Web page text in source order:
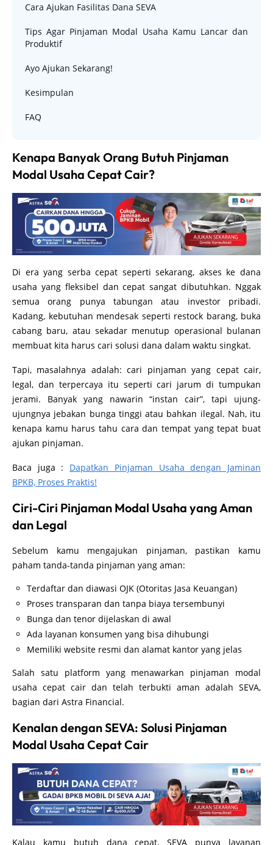
Cara Ajukan Fasilitas Dana SEVA
Tips Agar Pinjaman Modal Usaha Kamu Lancar dan
Produktif
Ayo Ajukan Sekarang!
Kesimpulan
FAQ
Kenapa Banyak Orang Butuh Pinjaman
Modal Usaha Cepat Cair?
Di era yang serba cepat seperti sekarang, akses ke dana
usaha yang fleksibel dan cepat sangat dibutuhkan. Nggak
semua orang punya tabungan atau investor pribadi.
Kadang, kebutuhan mendesak seperti restock barang, buka
cabang baru, atau sekadar menutup operasional bulanan
membuat kita harus cari solusi dana dalam waktu singkat.
Tapi, masalahnya adalah: cari pinjaman yang cepat cair,
legal, dan terpercaya itu seperti cari jarum di tumpukan
jerami. Banyak yang nawarin “instan cair”, tapi ujung-
ujungnya jebakan bunga tinggi atau bahkan ilegal. Nah, itu
kenapa kamu harus tahu cara dan tempat yang tepat buat
ajukan pinjaman.
Baca juga : Dapatkan Pinjaman Usaha dengan Jaminan
BPKB, Proses Praktis!
Ciri-Ciri Pinjaman Modal Usaha yang Aman
dan Legal
Sebelum kamu mengajukan pinjaman, pastikan kamu
paham tanda-tanda pinjaman yang aman:
Terdaftar dan diawasi OJK (Otoritas Jasa Keuangan)
Proses transparan dan tanpa biaya tersembunyi
Bunga dan tenor dijelaskan di awal
Ada layanan konsumen yang bisa dihubungi
Memiliki website resmi dan alamat kantor yang jelas
Salah satu platform yang menawarkan pinjaman modal
usaha cepat cair dan telah terbukti aman adalah SEVA,
bagian dari Astra Financial.
Kenalan dengan SEVA: Solusi Pinjaman
Modal Usaha Cepat Cair
Kalau kamu butuh dana cepat, SEVA punya layanan